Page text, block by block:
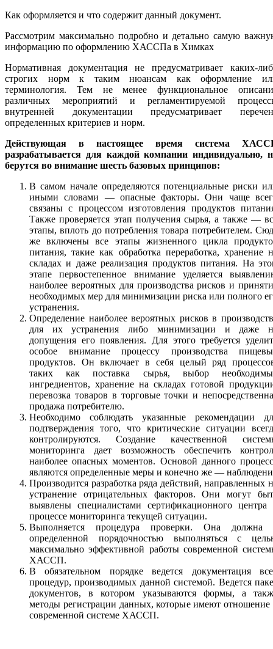
Как оформляется и что содержит данный документ.
Рассмотрим максимально подробно и детально самую
информацию по оформлению ХАССПа в Химках
Нормативная документация не предусматривает каких-
строгих норм к таким нюансам как оформление
терминология. Тем не менее функциональное
различных мероприятий и регламентируемой
внутренней документации предусматривает
определенных критериев и норм.
Действующая в настоящее время система
разрабатывается для каждой компании индивидуально,
берутся во внимание шесть базовых принципов:
В самом начале определяются потенциальные риски
иными словами — опасные факторы. Они чаще
связаны с процессом изготовления продуктов
Также проверяется этап получения сырья, а также —
этапы, вплоть до потребления товара потребителем.
же включены все этапы жизненного цикла
питания, такие как обработка переработка, хранение
складах и даже реализация продуктов питания. На
этапе первостепенное внимание уделяется
наиболее вероятных для производства рисков и
необходимых мер для минимизации риска или полного
устранения.
Определение наиболее вероятных рисков в
для их устранения либо минимизации и даже
допущения его появления. Для этого требуется
особое внимание процессу производства
продуктов. Он включает в себя целый ряд
таких как поставка сырья, выбор
ингредиентов, хранение на складах готовой
перевозка товаров в торговые точки и
продажа потребителю.
Необходимо соблюдать указанные рекомендации
подтверждения того, что критические ситуации
контролируются. Создание качественной
мониторинга дает возможность обеспечить
наиболее опасных моментов. Основой данного
являются определенные меры и конечно же —
Производится разработка ряда действий, направленных
устранение отрицательных факторов. Они могут
выявлены специалистами сертификационного центра
процессе мониторинга текущей ситуации.
Выполняется процедура проверки. Она должна
определенной порядочностью выполняться с
максимально эффективной работы современной
ХАССП.
В обязательном порядке ведется документация
процедур, производимых данной системой. Ведется
документов, в котором указываются формы, а
методы регистрации данных, которые имеют отношение
современной системе ХАССП.